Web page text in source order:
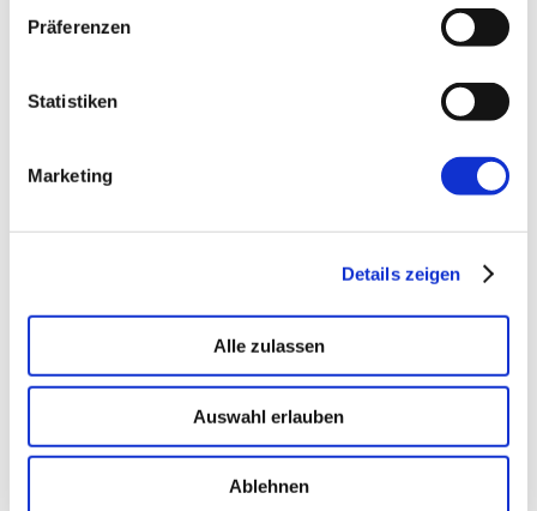
Präferenzen
Statistiken
Marketing
Details zeigen
Alle zulassen
Auswahl erlauben
Ablehnen
mAIstack
KI-Fundament für Unternehmen. On-prem.
Einsatzbereit in Wochen, nicht Quartalen.